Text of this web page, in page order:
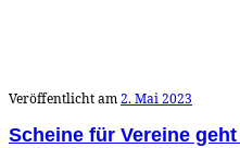
Veröffentlicht am2. Mai 2023
Scheine für Vereine